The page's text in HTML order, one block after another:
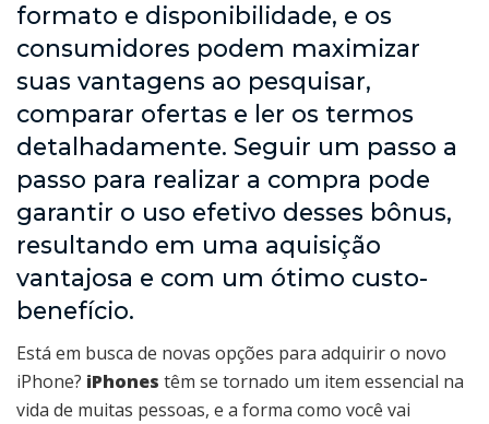
formato e disponibilidade, e os
consumidores podem maximizar
suas vantagens ao pesquisar,
comparar ofertas e ler os termos
detalhadamente. Seguir um passo a
passo para realizar a compra pode
garantir o uso efetivo desses bônus,
resultando em uma aquisição
vantajosa e com um ótimo custo-
benefício.
Está em busca de novas opções para adquirir o novo
iPhone? iPhones têm se tornado um item essencial na
vida de muitas pessoas, e a forma como você vai